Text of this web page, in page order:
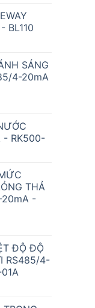
BL110
SÁNG
4-20mA
- RK500-
THẢ
20mA -
ĐỘ ĐỘ
RS485/4-